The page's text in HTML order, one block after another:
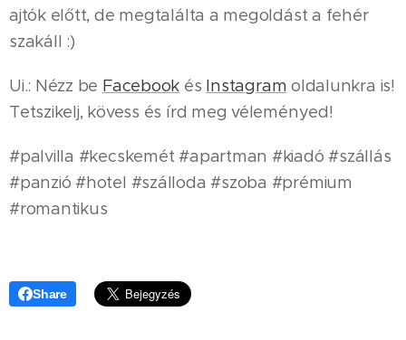
ajtók előtt, de megtalálta a megoldást a fehér
szakáll :)
Ui.: Nézz be Facebook és Instagram oldalunkra is!
Tetszikelj, kövess és írd meg véleményed!
#palvilla #kecskemét #apartman #kiadó #szállás
#panzió #hotel #szálloda #szoba #prémium
#romantikus
Share